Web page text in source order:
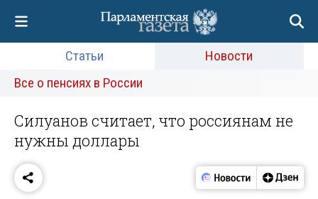
Статьи
Новости
Все о пенсиях в России
Силуанов считает, что россиянам не
нужны доллары